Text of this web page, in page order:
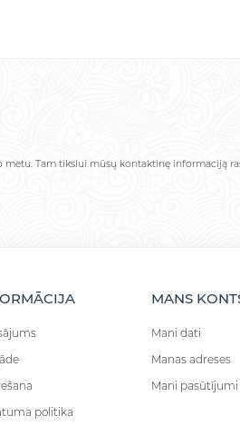
metu. Tam tikslui mūsų kontaktinę informaciją
politika
MANS
Mani dati
Manas adreses
Mani pasūtījumi